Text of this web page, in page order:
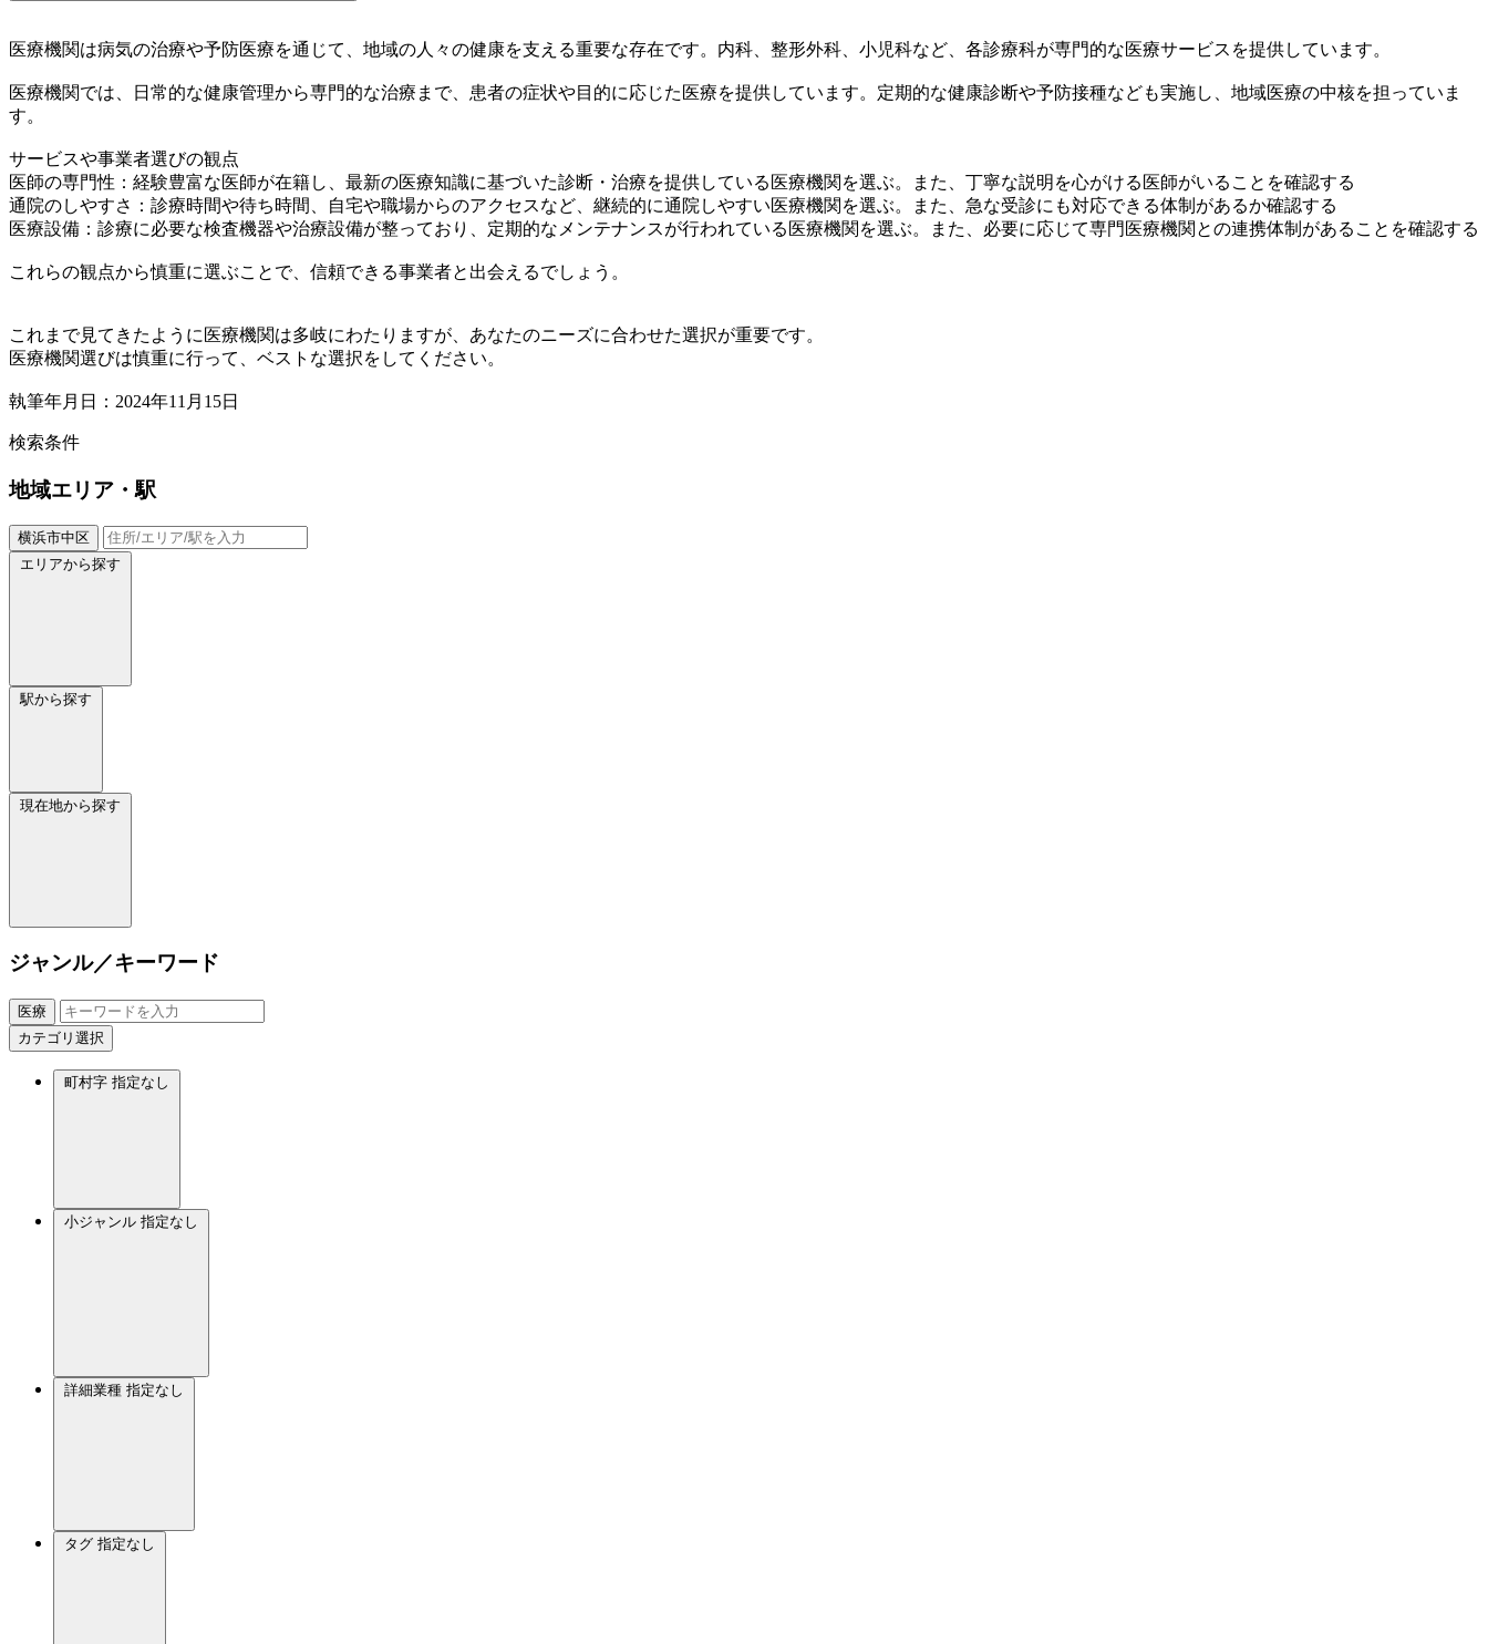
医療機関は病気の治療や予防医療を通じて、地域の人々の健康を支える重要な存在です。内科、整形外科、小児科など、各診療科が専門的な医療サービスを提供しています。
医療機関では、日常的な健康管理から専門的な治療まで、患者の症状や目的に応じた医療を提供しています。定期的な健康診断や予防接種なども実施し、地域医療の中核を担っていま
す。
サービスや事業者選びの観点
医師の専門性：経験豊富な医師が在籍し、最新の医療知識に基づいた診断・治療を提供している医療機関を選ぶ。また、丁寧な説明を心がける医師がいることを確認する
通院のしやすさ：診療時間や待ち時間、自宅や職場からのアクセスなど、継続的に通院しやすい医療機関を選ぶ。また、急な受診にも対応できる体制があるか確認する
医療設備：診療に必要な検査機器や治療設備が整っており、定期的なメンテナンスが行われている医療機関を選ぶ。また、必要に応じて専門医療機関との連携体制があることを確認する
これらの観点から慎重に選ぶことで、信頼できる事業者と出会えるでしょう。
これまで見てきたように医療機関は多岐にわたりますが、あなたのニーズに合わせた選択が重要です。
医療機関選びは慎重に行って、ベストな選択をしてください。
執筆年月日：2024年11月15日
検索条件
地域エリア・駅
横浜市中区
エリアから探す
駅から探す
現在地から探す
ジャンル／キーワード
医療
カテゴリ選択
町村字 指定なし
小ジャンル 指定なし
詳細業種 指定なし
タグ 指定なし